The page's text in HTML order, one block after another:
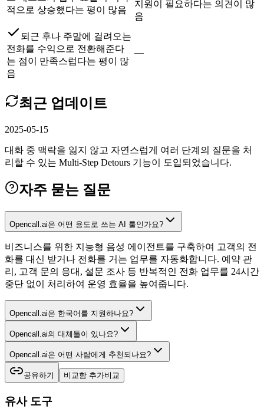
적으로 상승했다는 평이 많음
지원이 필요하다는 의견이 많
음
퇴근 후나 주말에 걸려오는
전화를 수익으로 전환해준다
는 점이 만족스럽다는 평이 많
음
—
최근 업데이트
2025-05-15
대화 중 맥락을 잃지 않고 자연스럽게 여러 단계의 질문을 처
리할 수 있는 Multi-Step Detours 기능이 도입되었습니다.
자주 묻는 질문
Opencall.ai은 어떤 용도로 쓰는 AI 툴인가요?
비즈니스를 위한 지능형 음성 에이전트를 구축하여 고객의 전
화를 대신 받거나 전화를 거는 업무를 자동화합니다. 예약 관
리, 고객 문의 응대, 설문 조사 등 반복적인 전화 업무를 24시간
중단 없이 처리하여 운영 효율을 높여줍니다.
Opencall.ai은 한국어를 지원하나요?
Opencall.ai의 대체툴이 있나요?
Opencall.ai은 어떤 사람에게 추천되나요?
공유하기 비교함 추가비교
유사 도구